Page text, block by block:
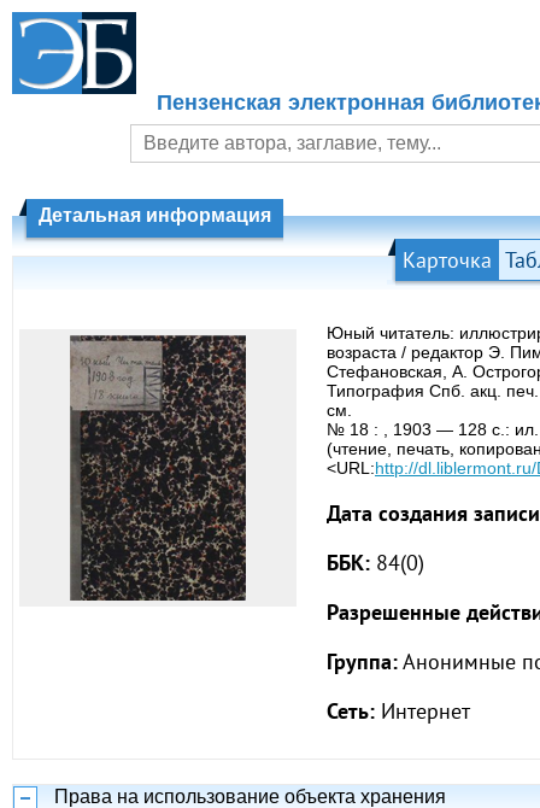
Пензенская электронная
Детальная информация
Карточка
Юный читатель:
возраста / редактор Э.
Стефановская, А.
Типография Спб. акц.
см.
№ 18 : , 1903 — 128 с.: ил.
(чтение, печать,
<URL:http://
Дата создания
ББК: 84(0)
Разрешенные
Группа:Анонимные
Сеть: Интернет
Права на использование объекта хранения